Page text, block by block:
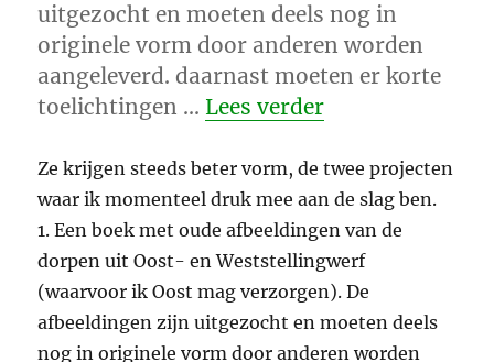
uitgezocht en moeten deels nog in
originele vorm door anderen worden
aangeleverd. daarnast moeten er korte
toelichtingen … Lees verder“Projecten”
Ze krijgen steeds beter vorm, de twee projecten
waar ik momenteel druk mee aan de slag ben.
1. Een boek met oude afbeeldingen van de
dorpen uit Oost- en Weststellingwerf
(waarvoor ik Oost mag verzorgen). De
afbeeldingen zijn uitgezocht en moeten deels
nog in originele vorm door anderen worden